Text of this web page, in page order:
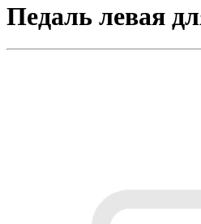
Педаль левая